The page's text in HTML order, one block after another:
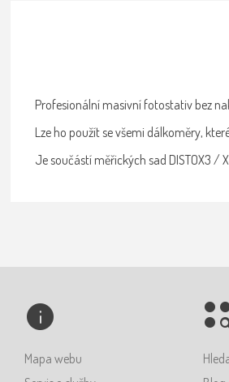
Profesionální masivní fotostativ bez
Lze ho použít se všemi dálkoměry,
Je součástí měřických sad DISTOX3 /
Mapa webu